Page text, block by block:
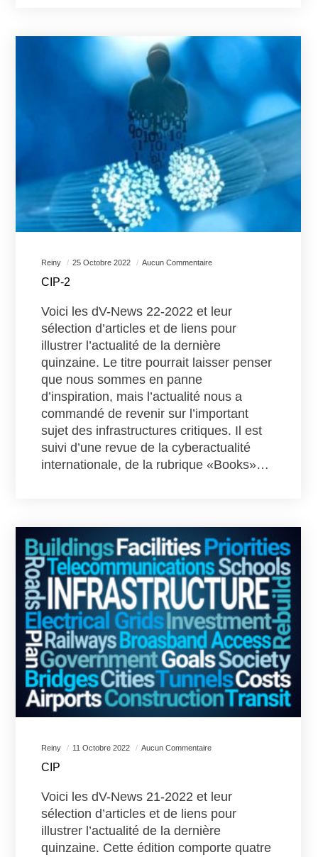
Reiny 25 Octobre 2022 Aucun Commentaire
CIP-2
Voici les dV-News 22-2022 et leur
sélection d’articles et de liens pour
illustrer l’actualité de la dernière
quinzaine. Le titre pourrait laisser penser
que nous sommes en panne
d’inspiration, mais l’actualité nous a
commandé de revenir sur l’important
sujet des infrastructures critiques. Il est
suivi d’une revue de la cyberactualité
internationale, de la rubrique «Books»…
Reiny 11 Octobre 2022 Aucun Commentaire
CIP
Voici les dV-News 21-2022 et leur
sélection d’articles et de liens pour
illustrer l’actualité de la dernière
quinzaine. Cette édition comporte quatre